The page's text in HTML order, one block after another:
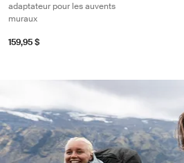
adaptateur pour les auvents
muraux
159,95 $